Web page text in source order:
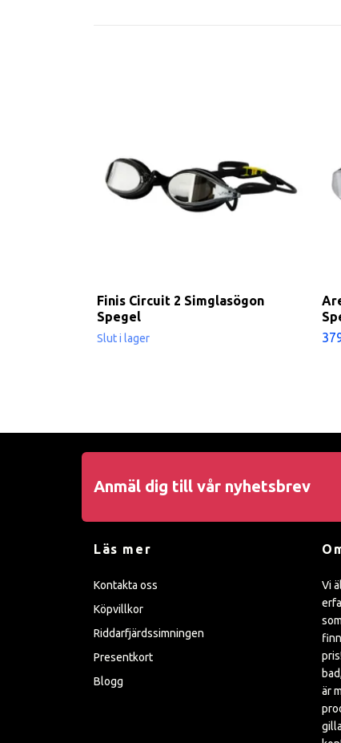
Finis Circuit 2 Simglasögon
Spegel
Slut i lager
Anmäl dig till vår nyhetsbrev
Läs mer
Kontakta oss
Köpvillkor
Riddarfjärdssimningen
Presentkort
Blogg
Vi
är